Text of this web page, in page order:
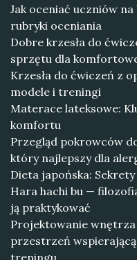
Jak oceniać uczniów
rubryki oceniania
Dobre krzesła do
sprzętu dla
Krzesła do ćwiczeń z
modele i treningi
Materace lateksowe:
komfortu
Przegląd pokrowców
który najlepszy dla
Dieta japońska:
Hara hachi bu —
ją praktykować
Projektowanie wnętrza
przestrzeń
treningu